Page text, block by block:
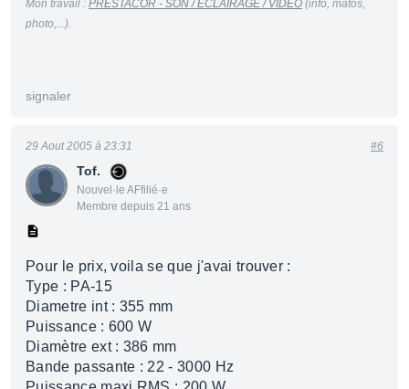
Mon travail : PRESTACOR - SON / ECLAIRAGE / VIDEO (info, matos,
photo,...).
signaler
Tof.
Nouvel·le AFfilié·e
Membre depuis 21 ans
29 Aout 2005 à 23:31 #6
Pour le prix, voila se que j'avai trouver :
Type : PA-15
Diametre int : 355 mm
Puissance : 600 W
Diamètre ext : 386 mm
Bande passante : 22 - 3000 Hz